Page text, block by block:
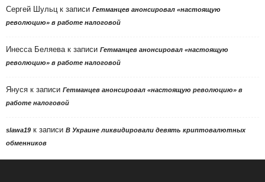
Сергей Шульц к записи Гетманцев анонсировал «настоящую
революцию» в работе налоговой
Инесса Беляева к записи Гетманцев анонсировал «настоящую
революцию» в работе налоговой
Януся к записи Гетманцев анонсировал «настоящую революцию» в
работе налоговой
slawa19 к записи В Украине ликвидировали девять криптовалютных
обменников